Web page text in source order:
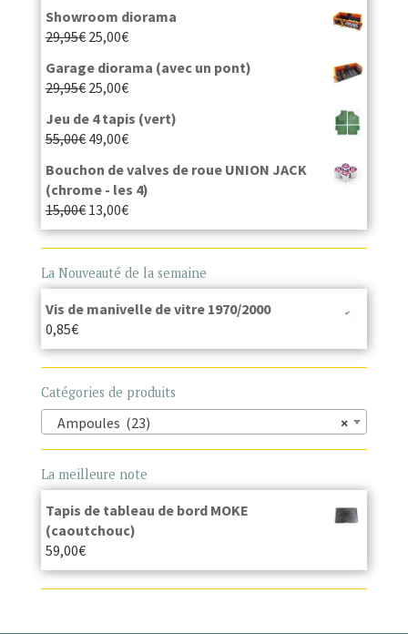
Showroom diorama
29,95€ 25,00€
Garage diorama (avec un pont)
29,95€ 25,00€
Jeu de 4 tapis (vert)
55,00€ 49,00€
Bouchon de valves de roue UNION JACK
(chrome - les 4)
15,00€ 13,00€
La Nouveauté de la semaine
Vis de manivelle de vitre 1970/2000
0,85€
Catégories de produits
×
Ampoules (23)
La meilleure note
Tapis de tableau de bord MOKE
(caoutchouc)
59,00€